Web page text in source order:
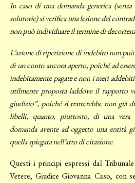
In caso di una domanda generica
solutorie) si verifica una lesione del
non può individuare il termine di
L’azione di ripetizione di indebito non può
di un conto ancora aperto, poiché ad
indebitamente pagate e non i meri
utilmente proposta laddove il rapporto
giudizio”, poiché si tratterebbe non già
libelli, quanto, piuttosto, di una vera
domanda avente ad oggetto una entità
quella spiegata nell’atto di citazione.
Questi i principi espressi dal
Vetere, Giudice Giovanna Caso, con